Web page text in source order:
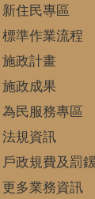
新住民專區
標準作業流程
施政計畫
施政成果
為民服務專區
法規資訊
戶政規費及罰鍰
更多業務資訊